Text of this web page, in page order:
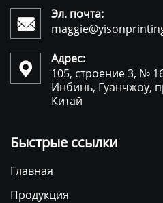

Эл. почта:

Адрес:
105, строение 3, №
Инбинь, Гуанчжоу,
Китай
Быстрые ссылки
Главная
Продукция